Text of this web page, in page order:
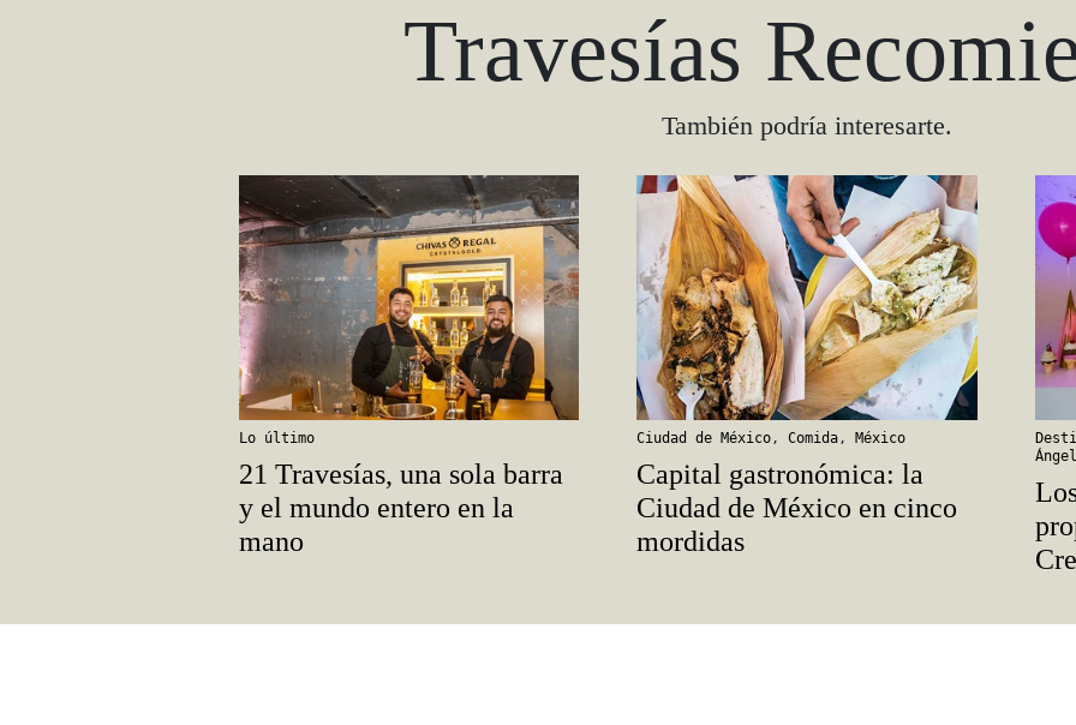
Travesías
También podría interesarte.
Lo último
21 Travesías, una sola barra
y el mundo entero en la
mano
Ciudad de México,Comida, México
Capital gastronómica: la
Ciudad de México en cinco
mordidas